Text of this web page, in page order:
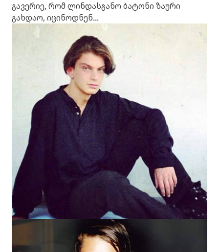
გავერიე, რომ ლინდასგანო ბატონი ზაური
გახდაო, იცინოდნენ...